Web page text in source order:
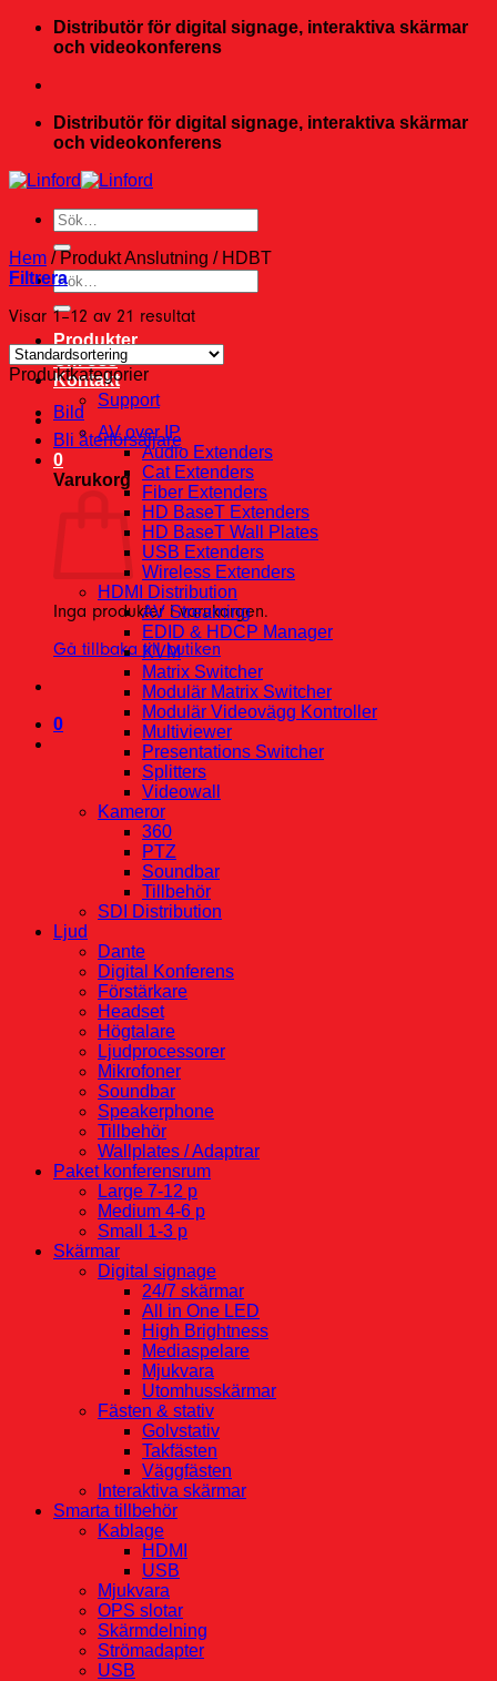
Skip
Distributör för digital signage, interaktiva skärmar
och videokonferens
Distributör för digital signage, interaktiva skärmar
och videokonferens
Sök
efter:
Sök
efter:
Produkter
Om oss
Kontakt
Support
Bli återförsäljare
0
Varukorg
Inga produkter i varukorgen.
Gå tillbaka till butiken
0
Hem /Produkt Anslutning /HDBT
Filtrera
Visar 1–12 av 21 resultat
Produktkategorier
Bild
AV over IP
Audio Extenders
Cat Extenders
Fiber Extenders
HD BaseT Extenders
HD BaseT Wall Plates
USB Extenders
Wireless Extenders
HDMI Distribution
AV Streaming
EDID & HDCP Manager
KVM
Matrix Switcher
Modulär Matrix Switcher
Modulär Videovägg Kontroller
Multiviewer
Presentations Switcher
Splitters
Videowall
Kameror
360
PTZ
Soundbar
Tillbehör
SDI Distribution
Ljud
Dante
Digital Konferens
Förstärkare
Headset
Högtalare
Ljudprocessorer
Mikrofoner
Soundbar
Speakerphone
Tillbehör
Wallplates / Adaptrar
Paket konferensrum
Large 7-12 p
Medium 4-6 p
Small 1-3 p
Skärmar
Digital signage
24/7 skärmar
All in One LED
High Brightness
Mediaspelare
Mjukvara
Utomhusskärmar
Fästen & stativ
Golvstativ
Takfästen
Väggfästen
Interaktiva skärmar
Smarta tillbehör
Kablage
HDMI
USB
Mjukvara
OPS slotar
Skärmdelning
Strömadapter
USB